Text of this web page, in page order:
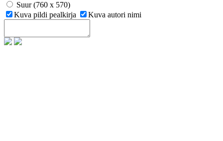
Suur (760 x 570)
Kuva pildi pealkirja
Kuva autori nimi